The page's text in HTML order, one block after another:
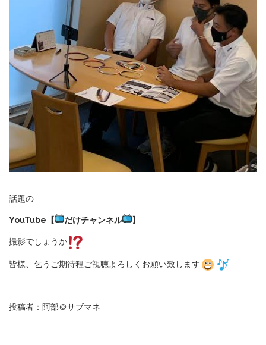
話題の
YouTube 【 だけチャンネル 】
撮影でしょうか
皆様、乞うご期待程ご視聴よろしくお願い致します
投稿者：阿部＠サブマネ